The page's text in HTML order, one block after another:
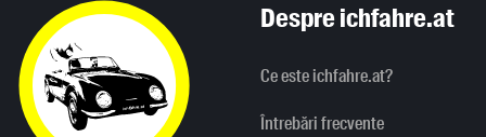
Despre ichfahre.at
Ce este ichfahre.at?
Întrebări frecvente